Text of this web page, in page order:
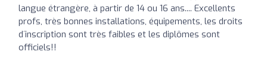
langue étrangère, à partir de 14 ou 16 ans.... Excellents
profs, très bonnes installations, équipements, les droits
d´inscription sont très faibles et les diplômes sont
officiels!!